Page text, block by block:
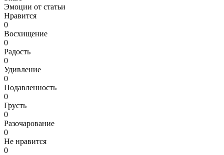
Эмоции от статьи
Нравится
0
Восхищение
0
Радость
0
Удивление
0
Подавленность
0
Грусть
0
Разочарование
0
Не нравится
0